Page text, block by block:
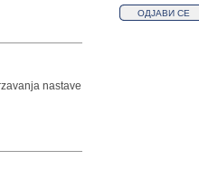
Затвори
nastave